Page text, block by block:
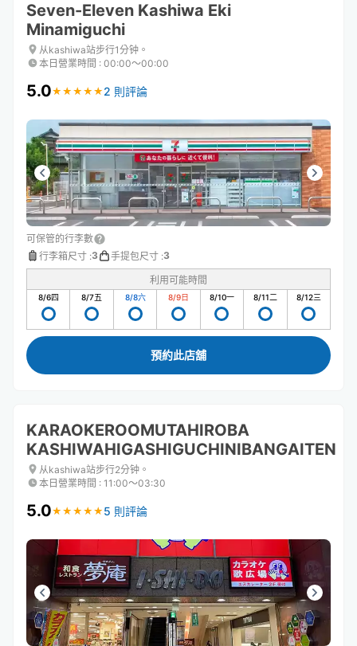
keyboard
shortcuts
for
changing
keyboard
shortcuts
for
changing
Seven-Eleven Kashiwa Eki
Minamiguchi
从kashiwa站步行1分钟。
本日營業時間 : 00:00〜00:00
5.0★ ★ ★ ★ ★
★ ★ ★ ★ ★ 2 則評論
可保管的行李數
行李箱尺寸 :3 手提包尺寸 :3
利用可能時間
8/6四 8/7五 8/8六 8/9日 8/10一 8/11二 8/12三
預約此店舖
KARAOKEROOMUTAHIROBA
KASHIWAHIGASHIGUCHINIBANGAITEN
从kashiwa站步行2分钟。
本日營業時間 : 11:00〜03:30
5.0★ ★ ★ ★ ★
★ ★ ★ ★ ★ 5 則評論